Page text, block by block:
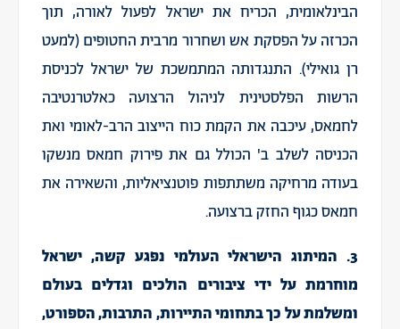
הבינלאומית, הכריח את ישראל לפעול לאורה, תוך
הכרזה על הפסקת אש ושחרור מרבית החטופים (למעט
רן גואילי). התנגדותה המתמשכת של ישראל לכניסת
הרשות הפלסטינית לניהול הרצועה כאלטרנטיבה
לחמאס, עיכבה את הקמת כוח הייצוב הרב-לאומי ואת
הכניסה לשלב ב' הכולל גם את פירוק חמאס מנשקו
בעודה מרחיקה משתתפות פוטנציאליות, והשאירה את
חמאס כגוף החזק ברצועה.
3. המיתוג הישראלי העולמי נפגע קשה, ישראל
מוחרמת על ידי ציבורים הולכים וגדלים בעולם
ומשלמת על כך בתחומי התיירות, התרבות, הספורט,